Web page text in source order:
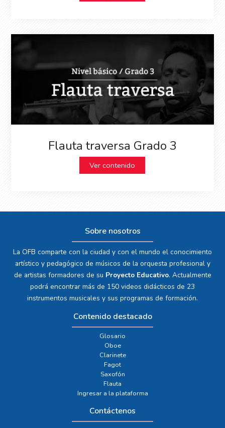
Flauta traversa Grado 3
Ver contenido
Sobre nosotros
La OFB comparte con la ciudad y con el mundo el conocimiento
artístico y pedagógico de músicos de la orquesta profesional y
de artistas formadores de su Proyecto Educativo. Actualmente
podrá encontrar más de 150 videos didácticos de 23
instrumentos musicales y sus programas de formación.
Contenido destacado
Glosario
Oboe
Clarinete
Fagot
Saxofón
Flauta
Ingresar a la plataforma
Contáctenos